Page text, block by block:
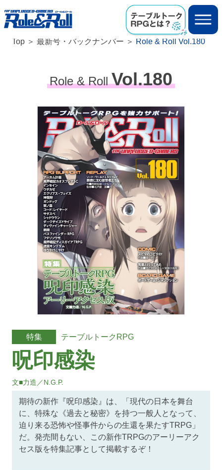
Top 最新号・バックナンバー Role & Roll Vol.180
Role & RollVol.180
特集 テーブルトークRPG
呪印感染
文■力造／N.G.P.
期待の新作『呪印感染』は、「現代の日本を舞台
に、特殊な《過去と秘密》を持つ一般人となって、
迫り来る恐怖や怪事件からの生還を果たすTRPG」
だ。発売間もない、この新作TRPGのアーリーアク
セス版を特集記事として掲載するぞ！